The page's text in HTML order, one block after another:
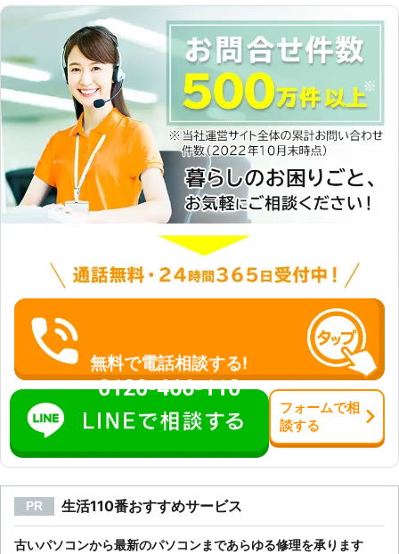
す！ メモリの増設やSSD化など、パ
ソコンの状態に合わせて、カスタマイ
ズ。「作業がサクサク進められな
い！」というお悩みを持つ方も、お気
軽にご相談くださいませ。
ます。もちろん、持ち込みでも構いま
せん。パソコンに関するお悩みは、何
でもご相談ください。 【安心の格安
料金】 弊社はサービス内容に自信が
ありますが、料金設定についても自信
を持っています。作業料金は内容ごと
に細かく設定されていますので、正確
な料金がわかりやすいです。パソコン
教室も、リピートしていただける方に
は割引料金が適応されます。 弊社
は、一人でも多くの方が安心してパソ
コンをご利用いただけるように全力を
尽くします！
無料で電話相談する!
0120-466-110
フォームで相
談する
PR 生活110番おすすめサービス
古いパソコンから最新のパソコンまであらゆる修理を承ります